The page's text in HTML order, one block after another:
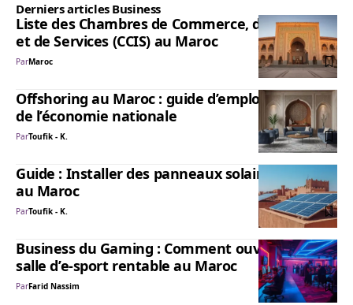
Derniers articles Business
Liste des Chambres de Commerce, d’Industrie
et de Services (CCIS) au Maroc
ParMaroc
Offshoring au Maroc : guide d’emploi d’un pilier
de l’économie nationale
ParToufik - K.
Guide : Installer des panneaux solaires chez soi
au Maroc
ParToufik - K.
Business du Gaming : Comment ouvrir une
salle d’e-sport rentable au Maroc
ParFarid Nassim